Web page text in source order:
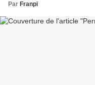
Par Franpi